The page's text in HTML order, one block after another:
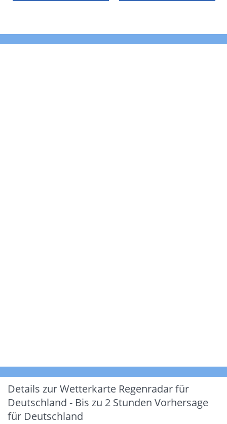
Details zur Wetterkarte Regenradar für
Deutschland - Bis zu 2 Stunden Vorhersage
für Deutschland